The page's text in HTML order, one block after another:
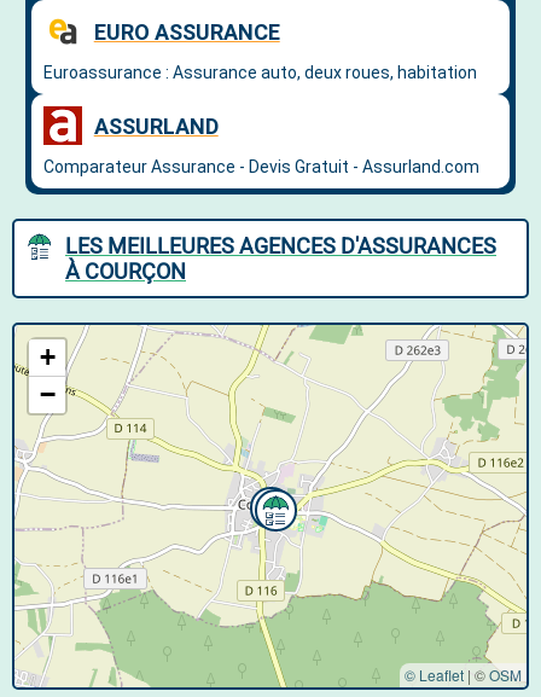
LES MEILLEURES AGENCES D'ASSURANCES
À COURÇON
+
−
© Leaflet | ©OSM